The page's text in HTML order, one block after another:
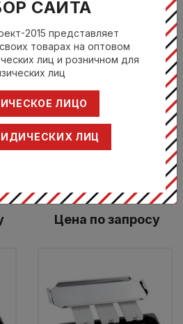
GN 2/4 комплект для
54040204
Цена по запросу
САЙТА
2015 представляет
товарах на оптовом
лиц и розничном для
лиц
ЛИЦО
ЛИЦ